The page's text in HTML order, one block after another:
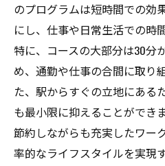
のプログラムは短時間での効
にし、仕事や日常生活での時
特に、コースの大部分は30分
め、通勤や仕事の合間に取り
た、駅からすぐの立地にある
も最小限に抑えることができ
節約しながらも充実したワー
率的なライフスタイルを実現